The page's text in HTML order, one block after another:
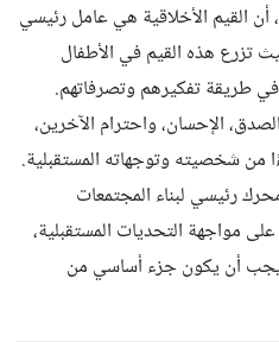
القيم الأخلاقية هي عامل رئيسي
تزرع هذه القيم في الأطفال
طريقة تفكيرهم وتصرفاتهم.
الإحسان، واحترام الآخرين،
شخصيته وتوجهاته المستقبلية.
رئيسي لبناء المجتمعات
مواجهة التحديات المستقبلية،
يجب أن يكون جزء أساسي من